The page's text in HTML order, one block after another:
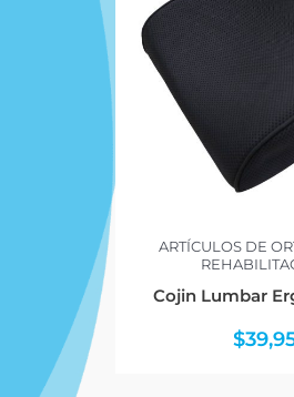
ARTÍCULOS DE
Cojin Lumbar
$